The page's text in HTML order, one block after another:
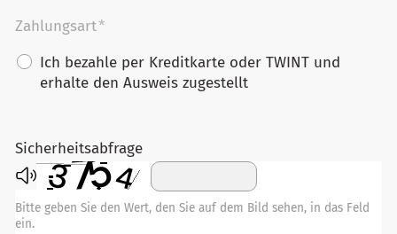
Zahlungsart*
Ich bezahle per Kreditkarte oder TWINT und
erhalte den Ausweis zugestellt
Sicherheitsabfrage
Bitte geben Sie den Wert, den Sie auf dem Bild sehen, in das Feld
ein.